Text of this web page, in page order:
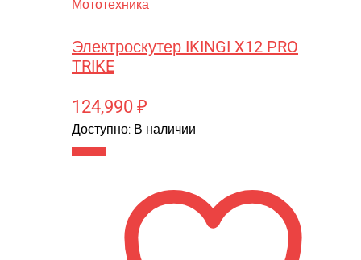
Мототехника
Электроскутер IKINGI X12 PRO
TRIKE
124,990 ₽
Доступно: В наличии